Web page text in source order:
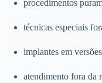
procedimentos
técnicas especiais
implantes em
atendimento fora da